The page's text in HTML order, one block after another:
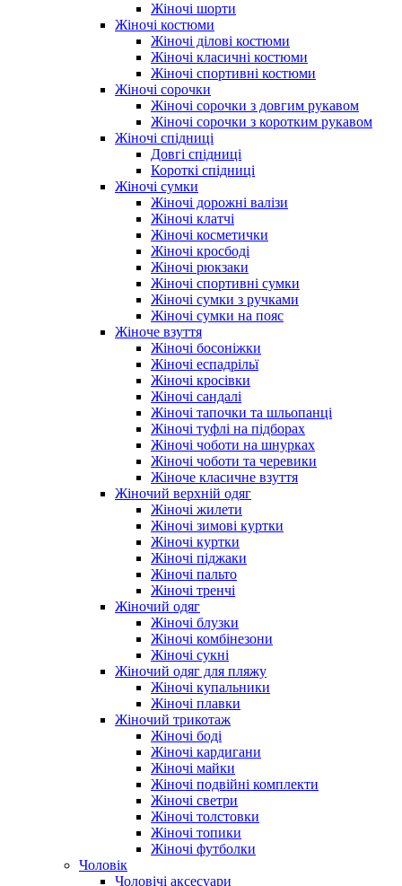
Жіночі шорти
Жіночі костюми
Жіночі ділові костюми
Жіночі класичні костюми
Жіночі спортивні костюми
Жіночі сорочки
Жіночі сорочки з довгим рукавом
Жіночі сорочки з коротким рукавом
Жіночі спідниці
Довгі спідниці
Короткі спідниці
Жіночі сумки
Жіночі дорожні валізи
Жіночі клатчі
Жіночі косметички
Жіночі кросбоді
Жіночі рюкзаки
Жіночі спортивні сумки
Жіночі сумки з ручками
Жіночі сумки на пояс
Жіноче взуття
Жіночі босоніжки
Жіночі еспадрільї
Жіночі кросівки
Жіночі сандалі
Жіночі тапочки та шльопанці
Жіночі туфлі на підборах
Жіночі чоботи на шнурках
Жіночі чоботи та черевики
Жіноче класичне взуття
Жіночий верхній одяг
Жіночі жилети
Жіночі зимові куртки
Жіночі куртки
Жіночі піджаки
Жіночі пальто
Жіночі тренчі
Жіночий одяг
Жіночі блузки
Жіночі комбінезони
Жіночі сукні
Жіночий одяг для пляжу
Жіночі купальники
Жіночі плавки
Жіночий трикотаж
Жіночі боді
Жіночі кардигани
Жіночі майки
Жіночі подвійні комплекти
Жіночі светри
Жіночі толстовки
Жіночі топики
Жіночі футболки
Чоловік
Чоловічі аксесуари